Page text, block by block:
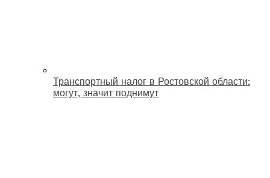
Транспортный налог в Ростовской области:
могут, значит поднимут